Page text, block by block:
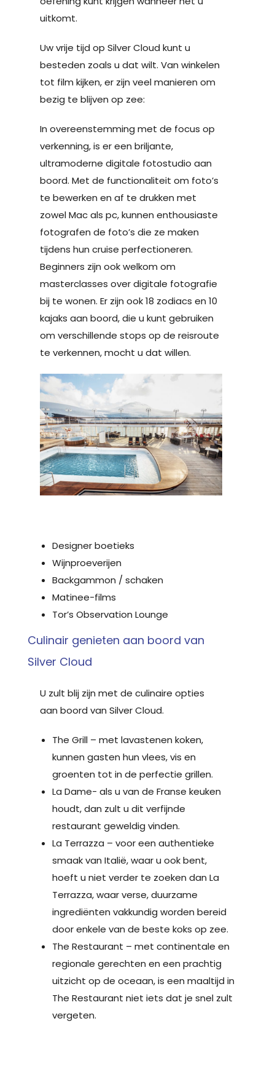
uitkomt.
Uw vrije tijd op Silver Cloud kunt u
besteden zoals u dat wilt. Van winkelen
tot film kijken, er zijn veel manieren om
bezig te blijven op zee:
In overeenstemming met de focus op
verkenning, is er een briljante,
ultramoderne digitale fotostudio aan
boord. Met de functionaliteit om foto’s
te bewerken en af ​​te drukken met
zowel Mac als pc, kunnen enthousiaste
fotografen de foto’s die ze maken
tijdens hun cruise perfectioneren.
Beginners zijn ook welkom om
masterclasses over digitale fotografie
bij te wonen. Er zijn ook 18 zodiacs en 10
kajaks aan boord, die u kunt gebruiken
om verschillende stops op de reisroute
te verkennen, mocht u dat willen.
Designer boetieks
Wijnproeverijen
Backgammon / schaken
Matinee-films
Tor’s Observation Lounge
Culinair genieten aan boord van
Silver Cloud
U zult blij zijn met de culinaire opties
aan boord van Silver Cloud.
The Grill – met lavastenen koken,
kunnen gasten hun vlees, vis en
groenten tot in de perfectie grillen.
La Dame- als u van de Franse keuken
houdt, dan zult u dit verfijnde
restaurant geweldig vinden.
La Terrazza – voor een authentieke
smaak van Italië, waar u ook bent,
hoeft u niet verder te zoeken dan La
Terrazza, waar verse, duurzame
ingrediënten vakkundig worden bereid
door enkele van de beste koks op zee.
The Restaurant – met continentale en
regionale gerechten en een prachtig
uitzicht op de oceaan, is een maaltijd in
The Restaurant niet iets dat je snel zult
vergeten.